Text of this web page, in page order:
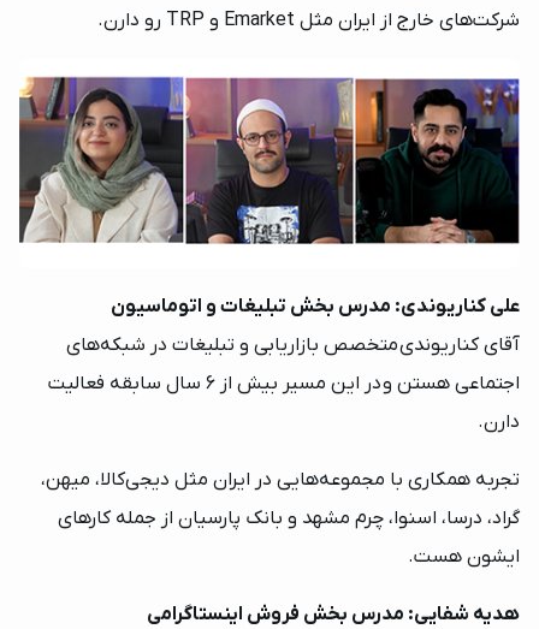
شرکت‌های خارج از ایران مثل Emarket و TRP رو دارن.
علی کناریوندی: مدرس بخش تبلیغات و اتوماسیون
آقای کناریوندی متخصص بازاریابی و تبلیغات در شبکه‌های
اجتماعی هستن و در این مسیر بیش از 6 سال سابقه فعالیت
دارن.
تجربه همکاری با مجموعه‌هایی در ایران مثل دیجی‌کالا، میهن،
گراد، درسا، اسنوا، چرم مشهد و بانک پارسیان از جمله کارهای
ایشون هست.
هدیه شفایی: مدرس بخش فروش اینستاگرامی